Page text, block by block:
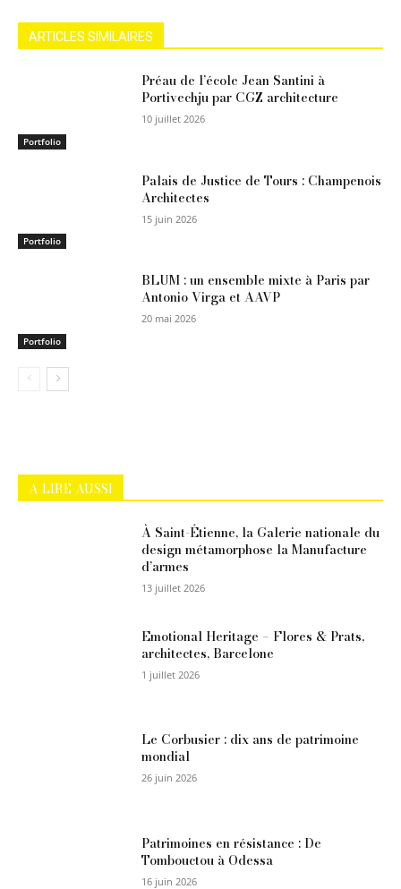
ARTICLES SIMILAIRES
Portfolio
Préau de l’école Jean Santini à
Portivechju par CGZ architecture
10 juillet 2026
Portfolio
Palais de Justice de Tours : Champenois
Architectes
15 juin 2026
Portfolio
BLUM : un ensemble mixte à Paris par
Antonio Virga et AAVP
20 mai 2026
A LIRE AUSSI
À Saint-Étienne, la Galerie nationale du
design métamorphose la Manufacture
d’armes
13 juillet 2026
Emotional Heritage – Flores & Prats,
architectes, Barcelone
1 juillet 2026
Le Corbusier : dix ans de patrimoine
mondial
26 juin 2026
Patrimoines en résistance : De
Tombouctou à Odessa
16 juin 2026